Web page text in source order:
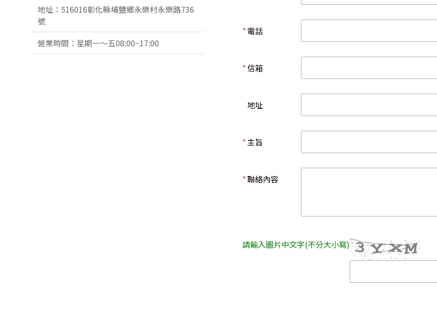
地址：516016彰化縣埔鹽鄉永樂村永樂路736
號
營業時間：星期一～五08:00~17:00
*電話
*信箱
地址
*主旨
*聯絡內容
請輸入圖片中文字(不分大小寫)